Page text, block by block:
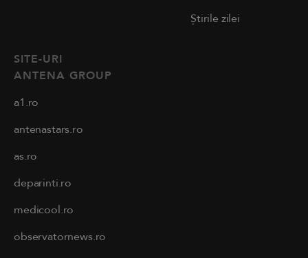
Știrile zilei
SITE-URI
ANTENA GROUP
a1.ro
antenastars.ro
as.ro
deparinti.ro
medicool.ro
observatornews.ro